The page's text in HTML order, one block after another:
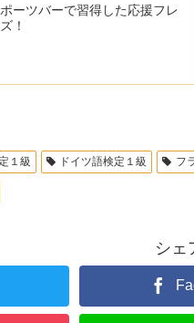
ーツバーで習得した応援フレ
！
１級 ドイツ語検定１級 フ
シェ